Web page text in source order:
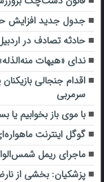
جدول جدید افزایش
حادثه تصادف در اردبیل ۴ فوتی و ۳ مصدوم بر جای
ندای «هیهات
اقدام جنجالی
سرمربی
با موی باز بخوابیم یا
گوگل اینترنت
ماجرای ریمل
پزشکیان: بخشی از